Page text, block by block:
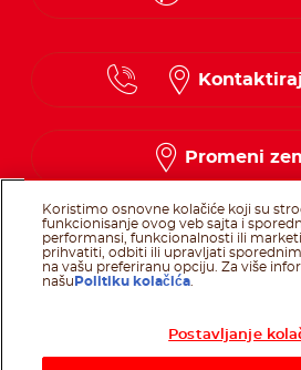
Serbian
Promeni
Prati nas na
Prati
Koristimo osnovne kolačiće koji su
funkcionisanje ovog veb sajta i
performansi, funkcionalnosti ili
prihvatiti, odbiti ili upravljati
na vašu preferiranu opciju. Za više
našu Politiku kolačića
Postavljanje